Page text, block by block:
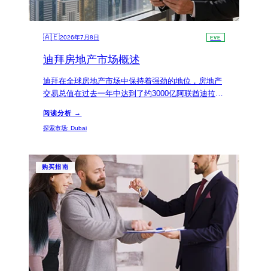
🇦🇪2026年7月8日 EVE
迪拜房地产市场概述
迪拜在全球房地产市场中保持着强劲的地位，房地产
交易总值在过去一年中达到了约3000亿阿联酋迪拉
多元化及基础设施发展为潜在投资者提供了良好的增
值空间。
阅读分析 →
探索市场: Dubai
购买指南